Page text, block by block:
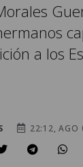
a los
22:12, AGO